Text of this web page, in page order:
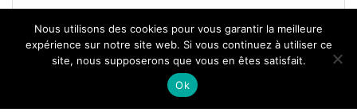
Tous droits reservés.
Nous utilisons des cookies pour vous garantir la meilleure
expérience sur notre site web. Si vous continuez à utiliser ce
site, nous supposerons que vous en êtes satisfait.
Ok